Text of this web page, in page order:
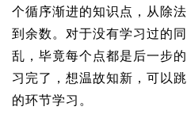
个循序渐进的知识点，从除
到余数。对于没有学习过的
乱，毕竟每个点都是后一步
习完了，想温故知新，可以
的环节学习。